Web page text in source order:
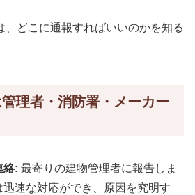
、どこに通報すればいいのかを知る
理者・消防署・メーカー
絡: 最寄りの建物管理者に報告しま
迅速な対応ができ、原因を究明す